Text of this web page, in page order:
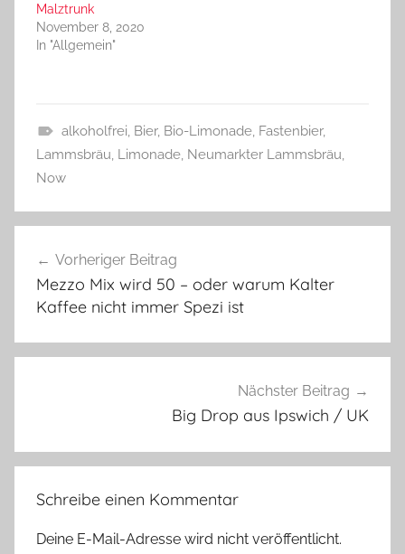
Malztrunk
November 8, 2020
In "Allgemein"
A
l
g
e
n
alkoholfrei, Bier, Bio-Limonade, Fastenbier,
Lammsbräu, Limonade, Neumarkter Lammsbräu,
Now
Vorheriger Beitrag
Mezzo Mix wird 50 – oder warum Kalter
Kaffee nicht immer Spezi ist
Nächster Beitrag
Big Drop aus Ipswich / UK
Schreibe einen Kommentar
Deine E-Mail-Adresse wird nicht veröffentlicht.